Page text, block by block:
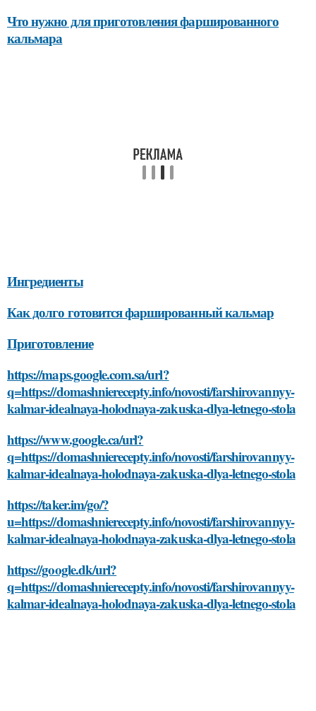
Что нужно для приготовления фаршированного
кальмара
Ингредиенты
Как долго готовится фаршированный кальмар
Приготовление
https://maps.google.com.sa/url?
q=https://domashnierecepty.info/novosti/farshirovannyy-
kalmar-idealnaya-holodnaya-zakuska-dlya-letnego-stola
https://www.google.ca/url?
q=https://domashnierecepty.info/novosti/farshirovannyy-
kalmar-idealnaya-holodnaya-zakuska-dlya-letnego-stola
https://taker.im/go/?
u=https://domashnierecepty.info/novosti/farshirovannyy-
kalmar-idealnaya-holodnaya-zakuska-dlya-letnego-stola
https://google.dk/url?
q=https://domashnierecepty.info/novosti/farshirovannyy-
kalmar-idealnaya-holodnaya-zakuska-dlya-letnego-stola